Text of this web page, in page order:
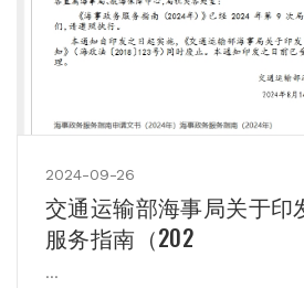
2024-09-26
交通运输部海事局关于印
服务指南（202
...